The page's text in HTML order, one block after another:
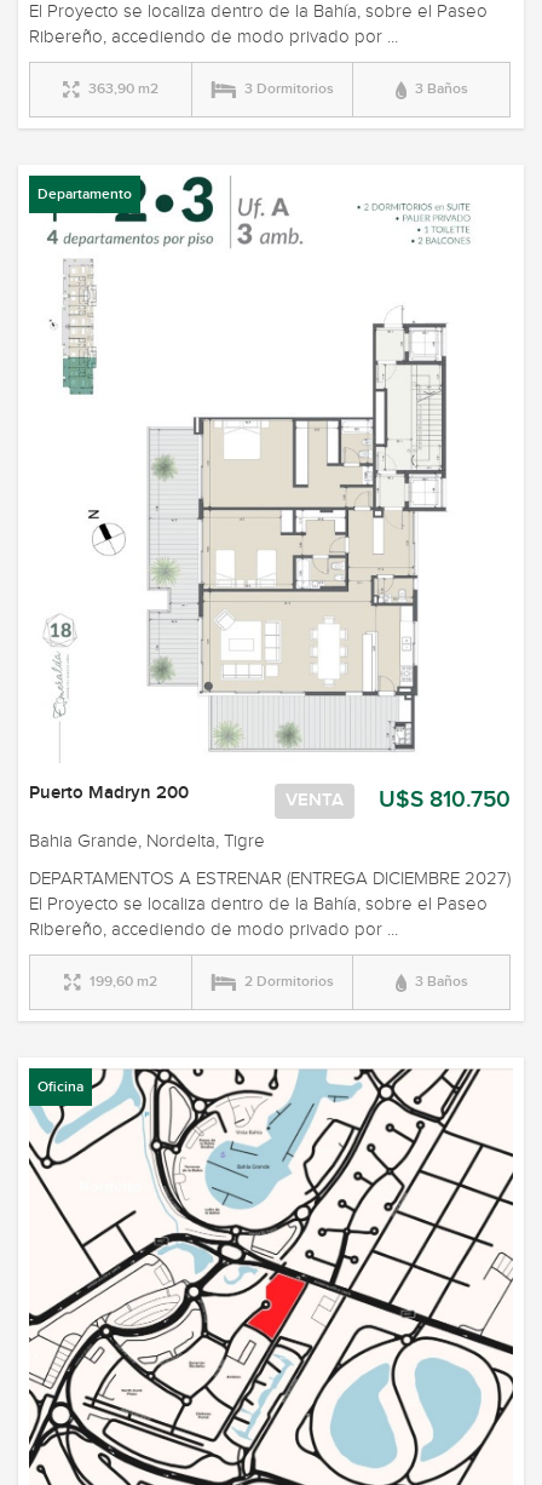
El Proyecto se localiza dentro de la Bahía, sobre el Paseo
Ribereño, accediendo de modo privado por ...
363,90 m2 3 Dormitorios 3 Baños
Departamento
U$S 810.750
VENTA
Puerto Madryn 200
Bahia Grande, Nordelta, Tigre
DEPARTAMENTOS A ESTRENAR (ENTREGA DICIEMBRE 2027)
El Proyecto se localiza dentro de la Bahía, sobre el Paseo
Ribereño, accediendo de modo privado por ...
199,60 m2 2 Dormitorios 3 Baños
Oficina